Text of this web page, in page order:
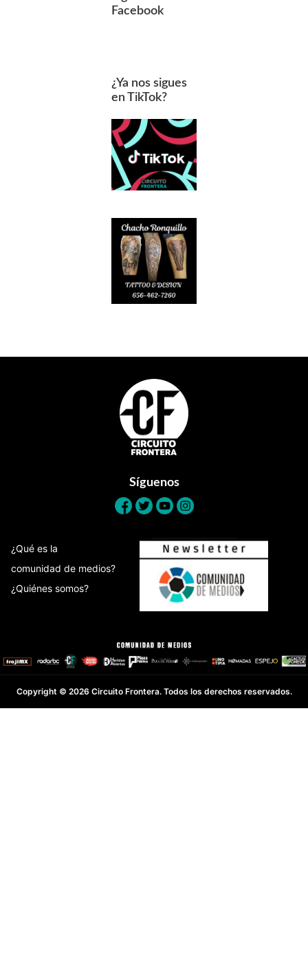
Facebook
¿Ya nos sigues
en TikTok?
Síguenos
¿Qué es la
comunidad de medios?
¿Quiénes somos?
Copyright © 2026 Circuito Frontera. Todos los derechos reservados.